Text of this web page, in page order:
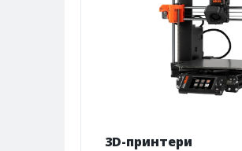
3D-принтери